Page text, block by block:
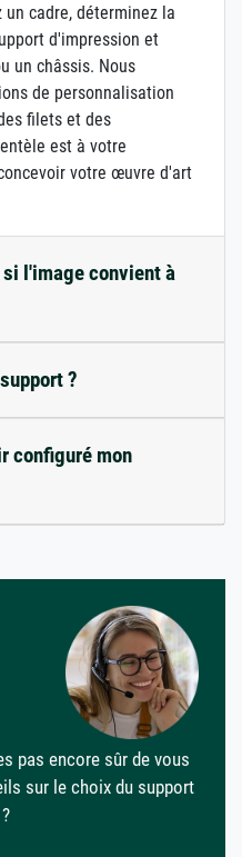
cadre, déterminez la
d'impression et
un châssis. Nous
de personnalisation
filets et des
est à votre
votre œuvre d'art
l'image convient à
?
configuré mon
pas encore sûr de vous
sur le choix du support